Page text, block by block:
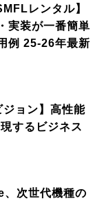
レンタル】
実装が一番簡単
例 25-26年最新
ジョン】高性能
するビジネス
、次世代機種の